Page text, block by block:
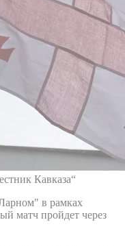
Кавказа“
в рамках
матч пройдет через